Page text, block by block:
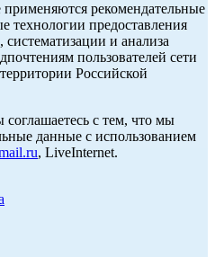
рекомендательные
технологии предоставления
и анализа
пользователей сети
Российской
с тем, что мы
данные с использованием
, LiveInternet.